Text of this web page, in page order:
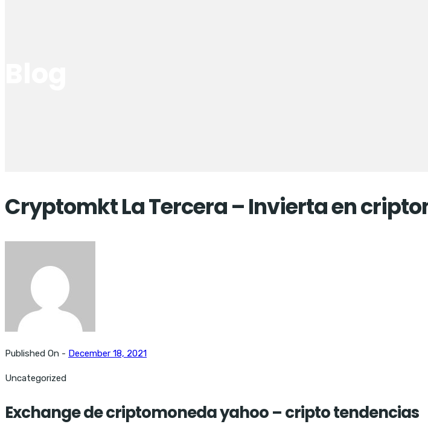
Cryptomkt La Tercera – Invierta en
Published On - December 18, 2021
Uncategorized
Exchange de criptomoneda yahoo – cripto tendencias